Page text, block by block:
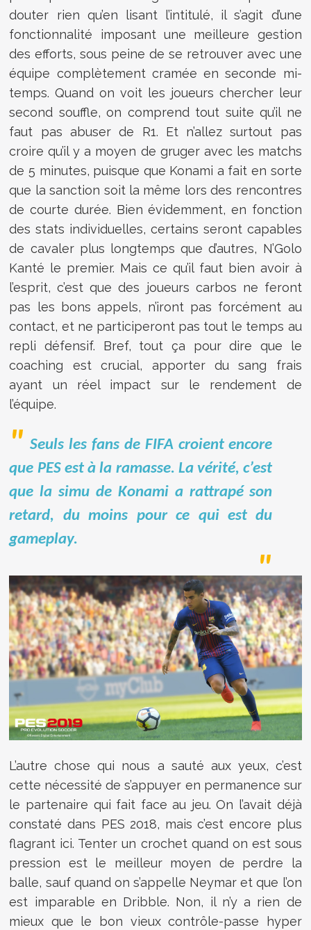
douter rien qu’en lisant l’intitulé, il s’agit d’une
fonctionnalité imposant une meilleure gestion
des efforts, sous peine de se retrouver avec une
équipe complètement cramée en seconde mi-
temps. Quand on voit les joueurs chercher leur
second souffle, on comprend tout suite qu’il ne
faut pas abuser de R1. Et n’allez surtout pas
croire qu’il y a moyen de gruger avec les matchs
de 5 minutes, puisque que Konami a fait en sorte
que la sanction soit la même lors des rencontres
de courte durée. Bien évidemment, en fonction
des stats individuelles, certains seront capables
de cavaler plus longtemps que d’autres, N’Golo
Kanté le premier. Mais ce qu’il faut bien avoir à
l’esprit, c’est que des joueurs carbos ne feront
pas les bons appels, n’iront pas forcément au
contact, et ne participeront pas tout le temps au
repli défensif. Bref, tout ça pour dire que le
coaching est crucial, apporter du sang frais
ayant un réel impact sur le rendement de
l’équipe.
Seuls les fans de FIFA croient encore
que PES est à la ramasse. La vérité, c’est
que la simu de Konami a rattrapé son
retard, du moins pour ce qui est du
gameplay.
L’autre chose qui nous a sauté aux yeux, c’est
cette nécessité de s’appuyer en permanence sur
le partenaire qui fait face au jeu. On l’avait déjà
constaté dans PES 2018, mais c’est encore plus
flagrant ici. Tenter un crochet quand on est sous
pression est le meilleur moyen de perdre la
balle, sauf quand on s’appelle Neymar et que l’on
est imparable en Dribble. Non, il n’y a rien de
mieux que le bon vieux contrôle-passe hyper